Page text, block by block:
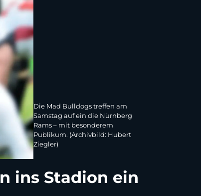
Die Mad Bulldogs treffen am
Samstag auf ein die Nürnberg
Rams – mit besonderem
Publikum. (Archivbild: Hubert
Ziegler)
ins Stadion ein